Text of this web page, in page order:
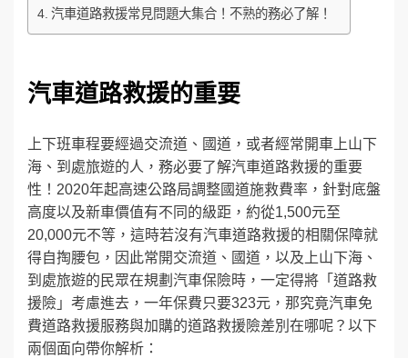
汽車道路救援常見問題大集合！不熟的務必了解！
汽車道路救援的重要
上下班車程要經過交流道、國道，或者經常開車上山下
海、到處旅遊的人，務必要了解汽車道路救援的重要
性！2020年起高速公路局調整國道施救費率，針對底盤
高度以及新車價值有不同的級距，約從1,500元至
20,000元不等，這時若沒有汽車道路救援的相關保障就
得自掏腰包，因此常開交流道、國道，以及上山下海、
到處旅遊的民眾在規劃汽車保險時，一定得將「道路救
援險」考慮進去，一年保費只要323元，那究竟汽車免
費道路救援服務與加購的道路救援險差別在哪呢？以下
兩個面向帶你解析：